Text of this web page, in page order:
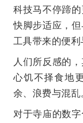
科技马不停蹄
快脚步适应，
工具带来的便利
人们所反感的
心饥不择食地
余、浪费与混乱
对于寺庙的数